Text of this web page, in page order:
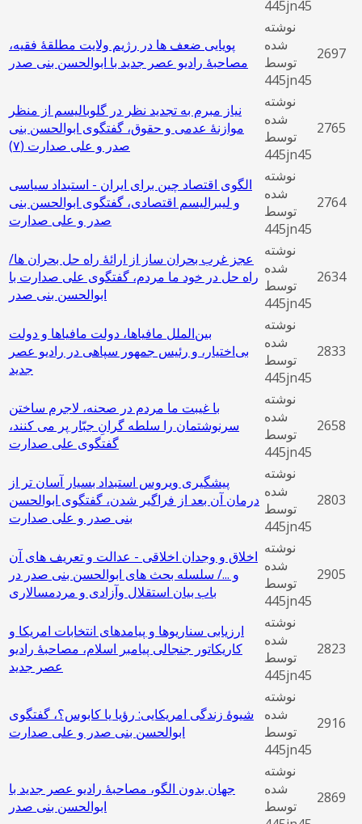
445jn45
پویایی ضعف ها در رژیم ولایت مطلقۀ فقیه،
مصاحبۀ رادیو عصر جدید با ابوالحسن بنی صدر
نوشته
شده
توسط
445jn45
2697
نیاز مبرم به تجدید نظر در گلوبالیسم از منظر
موازنۀ عدمی و حقوق، گفتگوی ابوالحسن بنی
صدر و علی صدارت (۷)
نوشته
شده
توسط
445jn45
2765
الگوی اقتصاد چین برای ایران - استبداد سیاسی
و لیبرالیسم اقتصادی، گفتگوی ابوالحسن بنی
صدر و علی صدارت
نوشته
شده
توسط
445jn45
2764
عجز غرب بحران‌ ساز از ارائۀ راه حل بحران ها/
راه حل در خود ما مردم، گفتگوی علی صدارت با
ابوالحسن بنی صدر
نوشته
شده
توسط
445jn45
2634
بین‌الملل مافیاها، دولت مافیاها و دولت
بی‌اختیار، و رئیس جمهور سپاهی در رادیو عصر
جدید
نوشته
شده
توسط
445jn45
2833
با غیبت ما مردم در صحنه، لاجرم ساختن
سرنوشتمان را سلطه‌ گرانِ جبّار پر می‌ کنند،
گفتگوی علی صدارت
نوشته
شده
توسط
445jn45
2658
پیشگیری ویروس استبداد بسیار آسان‌ تر از
درمان آن بعد از فراگیر شدن، گفتگوی ابوالحسن
بنی‌ صدر و علی صدارت
نوشته
شده
توسط
445jn45
2803
اخلاق و وجدان اخلاقی - عدالت و تعریف های آن
و .../ سلسله بحث های ابوالحسن بنی صدر در
باب بیان استقلال وآزادی و مردمسالاری
نوشته
شده
توسط
445jn45
2905
ارزیابی سناریوها و پیامدهای انتخابات امریکا و
کاریکاتور جنجالی پیامبر اسلام، مصاحبۀ رادیو
عصر جدید
نوشته
شده
توسط
445jn45
2823
شیوۀ زندگی امریکایی: رؤیا یا کابوس؟، گفتگوی
ابوالحسن بنی ‌صدر و علی صدارت
نوشته
شده
توسط
445jn45
2916
جهان بدون الگو، مصاحبۀ رادیو عصر جدید با
ابوالحسن بنی صدر
نوشته
شده
توسط
2869